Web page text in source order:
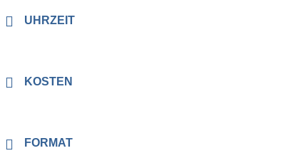
UHRZEIT
KOSTEN
FORMAT